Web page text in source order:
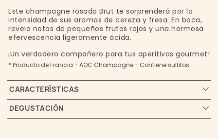
Este champagne rosado Brut te sorprenderá por la
intensidad de sus aromas de cereza y fresa. En boca,
revela notas de pequeños frutos rojos y una hermosa
efervescencia ligeramente ácida.
¡Un verdadero compañero para tus aperitivos gourmet!
* Producto de Francia - AOC Champagne - Contiene sulfitos
CARACTERÍSTICAS
DEGUSTACIÓN